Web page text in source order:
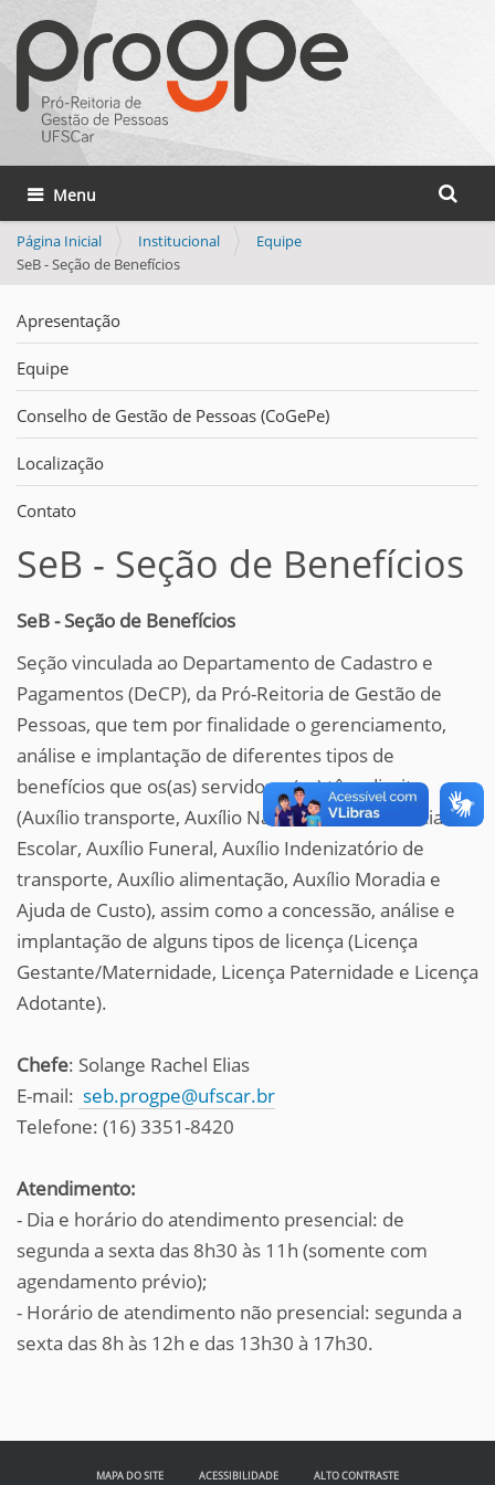
Busca
Busca
Toggle navigation
Página Inicial Institucional
Equipe
SeB - Seção de Benefícios
Apresentação
Equipe
Conselho de Gestão de Pessoas (CoGePe)
Localização
Contato
SeB - Seção de Benefícios
SeB - Seção de Benefícios
Seção vinculada ao Departamento de Cadastro e
Pagamentos (DeCP), da Pró-Reitoria de Gestão de
Pessoas, que tem por finalidade o gerenciamento,
análise e implantação de diferentes tipos de
benefícios que os(as) servidores(as) têm direito
(Auxílio transporte, Auxílio Natalidade, Assistência Pré
Escolar, Auxílio Funeral, Auxílio Indenizatório de
transporte, Auxílio alimentação, Auxílio Moradia e
Ajuda de Custo), assim como a concessão, análise e
implantação de alguns tipos de licença (Licença
Gestante/Maternidade, Licença Paternidade e Licença
Adotante).
Chefe: Solange Rachel Elias
E-mail: seb.progpe@ufscar.br
Telefone: (16) 3351-8420
Atendimento:
- Dia e horário do atendimento presencial: de
segunda a sexta das 8h30 às 11h (somente com
agendamento prévio);
- Horário de atendimento não presencial: segunda a
sexta das 8h às 12h e das 13h30 à 17h30.
MAPA DO SITE ACESSIBILIDADE ALTO CONTRASTE